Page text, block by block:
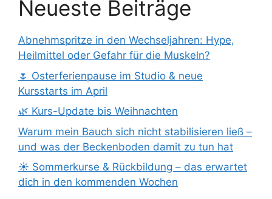
Neueste Beiträge
Abnehmspritze in den Wechseljahren: Hype,
Heilmittel oder Gefahr für die Muskeln?
🌷 Osterferienpause im Studio & neue
Kursstarts im April
🌿 Kurs-Update bis Weihnachten
Warum mein Bauch sich nicht stabilisieren ließ –
und was der Beckenboden damit zu tun hat
☀️ Sommerkurse & Rückbildung – das erwartet
dich in den kommenden Wochen